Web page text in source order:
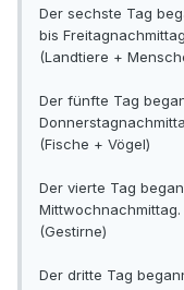
Der sechste Tag
bis
(Landtiere +
Der fünfte Tag
(Fische + Vögel)
Der vierte Tag
Mittwochnachmittag.
(Gestirne)
Der dritte Tag